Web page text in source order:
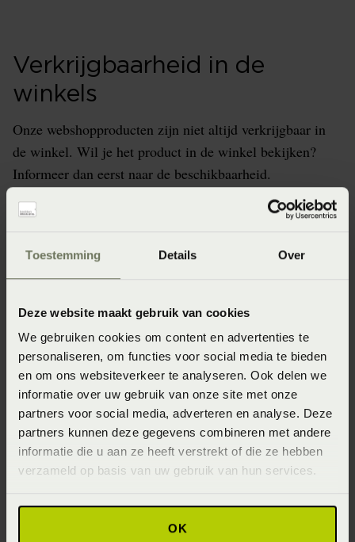
Toestemming Details Over
Deze website maakt gebruik van cookies
We gebruiken cookies om content en advertenties te
personaliseren, om functies voor social media te bieden
en om ons websiteverkeer te analyseren. Ook delen we
informatie over uw gebruik van onze site met onze
partners voor social media, adverteren en analyse. Deze
partners kunnen deze gegevens combineren met andere
informatie die u aan ze heeft verstrekt of die ze hebben
verzameld op basis van uw gebruik van hun services.
OK
Verkrijgbaarheid in de
winkels
Onze webshopproducten zijn niet altijd verkrijgbaar in
de winkel. Wil je het product in de winkel bekijken?
Informeer dan eerst naar de beschikbaarheid.
Specificaties
Artikelnummer
8718471402224
Wasinstructie
Wasvoorschrift: wassen op 40°C of 60°C
2-persoons 110-130 x 200-220 (110-130 x 200-220 cm)
95% katoen 5% Lycra ® (Katoen)